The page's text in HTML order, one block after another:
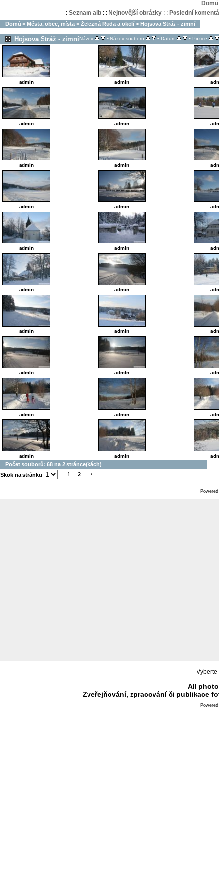
: Domů
: Seznam alb: : Nejnovější obrázky: : Poslední
Domů > Města, obce, místa > Železná Ruda a okolí > Hojsova Stráž - zimní
Hojsova Stráž - zimníNázev • Název souboru • Datum • Pozice
admin admin
admin admin
admin admin
admin admin
admin admin
admin admin
admin admin
admin admin
admin admin
admin admin
Počet souborů: 68 na 2 stránce(kách)
Skok na stránku
1 2
Vyberte
All
Zveřejňování, zpracování či publikace